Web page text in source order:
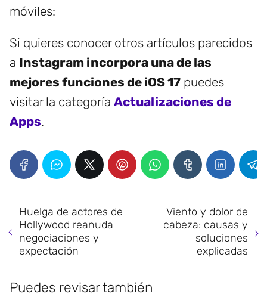
móviles:
Si quieres conocer otros artículos parecidos
a Instagram incorpora una de las
mejores funciones de iOS 17 puedes
visitar la categoría Actualizaciones de
Apps.
Huelga de actores de
Hollywood reanuda
negociaciones y
expectación
Viento y dolor de
cabeza: causas y
soluciones
explicadas
Puedes revisar también